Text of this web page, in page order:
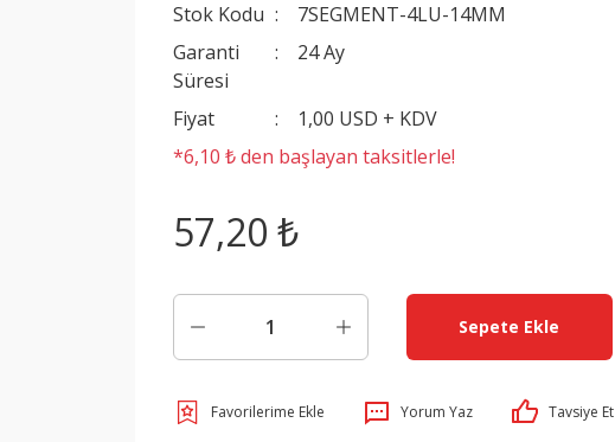
Stok Kodu
7SEGMENT-4LU-14MM
Garanti
Süresi
24 Ay
Fiyat
1,00 USD + KDV
*6,10 ₺ den başlayan taksitlerle!
57,20 ₺
Sepete Ekle
Yorum Yaz Tavsiye Et